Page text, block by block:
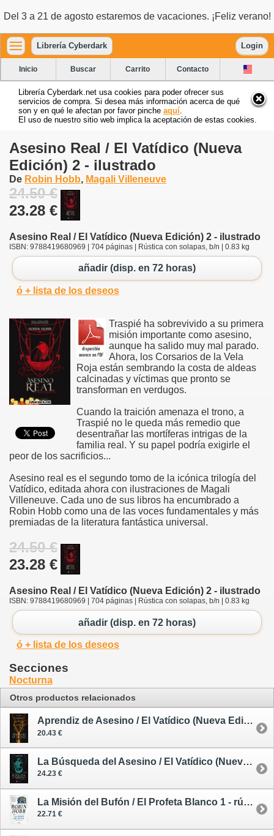
Del 3 a 21 de agosto estaremos de vacaciones. ¡Feliz verano!
Librería Cyberdark Login
Inicio Buscar Carrito Contacto
Librería Cyberdark.net usa cookies para poder ofrecer sus
servicios de compra. Si desea más información acerca de qué
son y en qué le afectan por favor pinche aquí
El uso de nuestro sitio web implica la aceptación de estas cookies.
Asesino Real / El Vatídico (Nueva
Edición) 2 - ilustrado
De Robin Hobb, Magali Villeneuve
24.50 €
23.28 €
Asesino Real / El Vatídico (Nueva Edición) 2 - ilustrado
ISBN: 9788419680969 | 704 páginas | Rústica con solapas, b/n | 0.83 kg
añadir (disp. en 72 horas)
ó + lista de los deseos
Traspié ha sobrevivido a su primera
misión importante como asesino,
aunque ha salido muy mal parado.
Ahora, los Corsarios de la Vela
Roja están sembrando la costa de aldeas
calcinadas y ví­ctimas que pronto se
transforman en verdugos.
Cuando la traición amenaza el trono, a
Traspié no le queda más remedio que
desentrañar las mortíferas intrigas de la
familia real. Y su papel podría exigirle el
peor de los sacrificios...
Asesino real es el segundo tomo de la icónica trilogía del
Vatídico, editada ahora con ilustraciones de Magali
Villeneuve. Cada uno de sus libros ha encumbrado a
Robin Hobb como una de las voces fundamentales y más
premiadas de la literatura fantástica universal.
24.50 €
23.28 €
Asesino Real / El Vatídico (Nueva Edición) 2 - ilustrado
ISBN: 9788419680969 | 704 páginas | Rústica con solapas, b/n | 0.83 kg
añadir (disp. en 72 horas)
ó + lista de los deseos
Secciones
Nocturna
Otros productos relacionados
Aprendiz de Asesino / El Vatídico (Nueva Edición) 1 - ilustrado
20.43 €
La Búsqueda del Asesino / El Vatídico (Nueva Edición) 3 - ilustrado
24.23 €
La Misión del Bufón / El Profeta Blanco 1 - rústica
22.71 €